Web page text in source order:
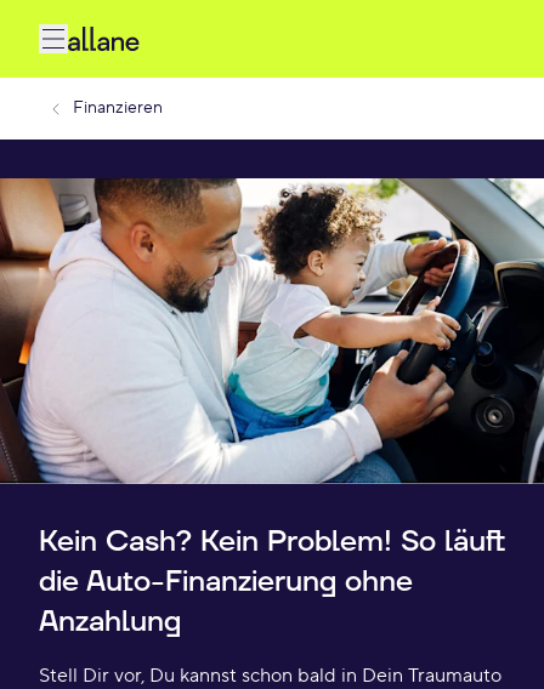
Finanzieren
Kein Cash? Kein Problem! So läuft
die Auto-Finanzierung ohne
Anzahlung
Stell Dir vor, Du kannst schon bald in Dein Traumauto